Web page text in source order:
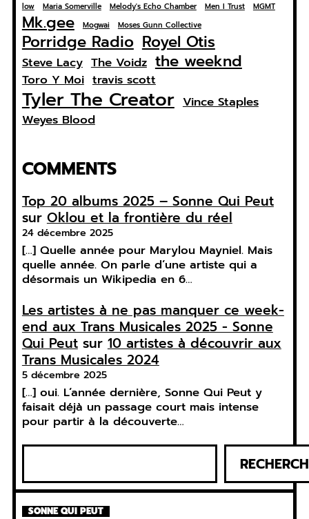
low
Maria Somerville Melody's Echo Chamber Men I Trust MGMT
Mk.gee Mogwai Moses Gunn Collective
Porridge Radio Royel Otis
Steve Lacy The Voidz the weeknd
Toro Y Moi travis scott
Tyler The Creator Vince Staples
Weyes Blood
COMMENTS
Top 20 albums 2025 – Sonne Qui Peut
surOklou et la frontière du réel
24 décembre 2025
[…] Quelle année pour Marylou Mayniel. Mais
quelle année. On parle d’une artiste qui a
désormais un Wikipedia en 6…
Les artistes à ne pas manquer ce week-
end aux Trans Musicales 2025 - Sonne
Qui Peutsur10 artistes à découvrir aux
Trans Musicales 2024
5 décembre 2025
[…] oui. L’année dernière, Sonne Qui Peut y
faisait déjà un passage court mais intense
pour partir à la découverte…
R
c
hSONNE QUI PEUT